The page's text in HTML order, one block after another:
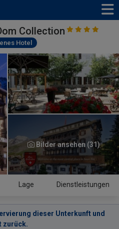
Collection
Hotel
Bilder ansehen (31)
Lage Dienstleistungen
dieser Unterkunft und
zurück.